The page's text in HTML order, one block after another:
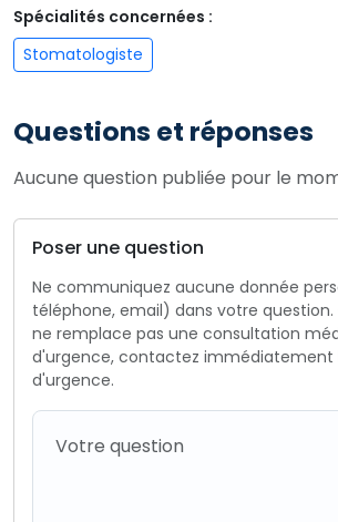
Spécialités concernées :
Stomatologiste
Questions et réponses
Aucune question publiée pour le
Poser une question
Ne communiquez aucune donnée
téléphone, email) dans votre
ne remplace pas une consultation
d'urgence, contactez immédiatement
d'urgence.